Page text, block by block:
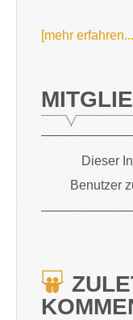
[mehr
Dieser
Benutzer